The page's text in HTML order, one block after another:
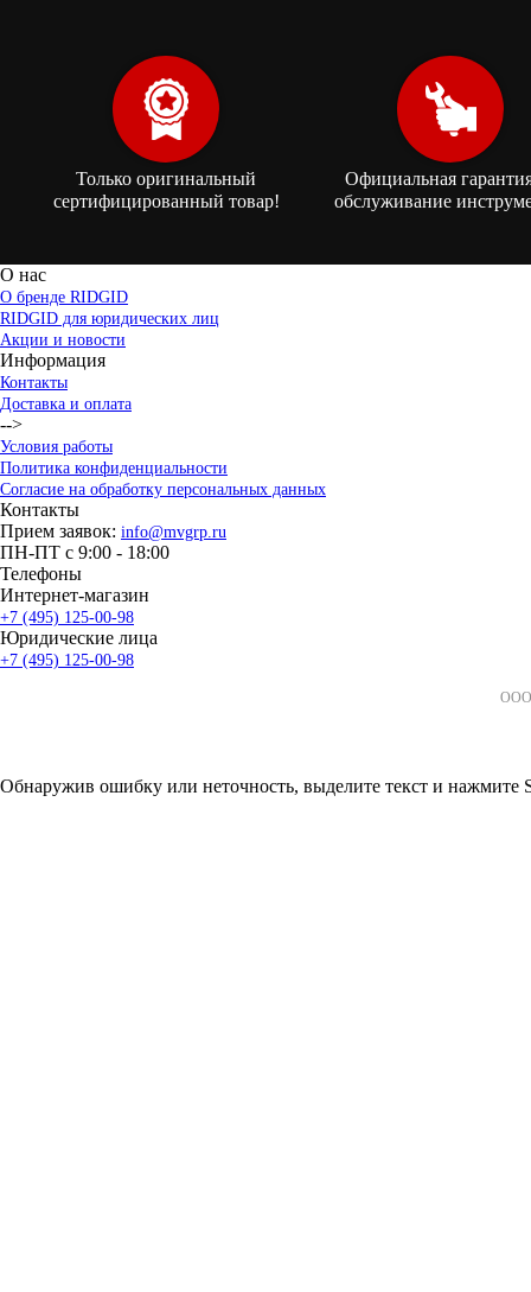
Только оригинальный
сертифицированный товар!
Официальная
обслуживание
О нас
О бренде RIDGID
RIDGID для юридических лиц
Акции и новости
Информация
Контакты
Доставка и оплата
-->
Условия работы
Политика конфиденциальности
Согласие на обработку персональных данных
Контакты
Прием заявок: info@mvgrp.ru
ПН-ПТ с 9:00 - 18:00
Телефоны
Интернет-магазин
+7 (495) 125-00-98
Юридические лица
+7 (495) 125-00-98
ООО
Обнаружив ошибку или неточность, выделите текст и нажмите